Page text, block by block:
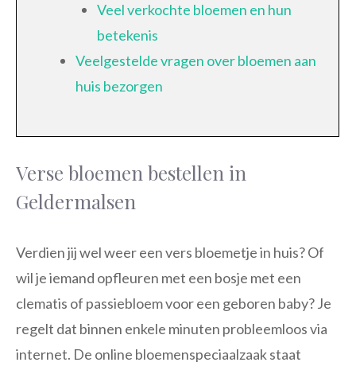
Veel verkochte bloemen en hun
betekenis
Veelgestelde vragen over bloemen aan
huis bezorgen
Verse bloemen bestellen in
Geldermalsen
Verdien jij wel weer een vers bloemetje in huis? Of
wil je iemand opfleuren met een bosje met een
clematis of passiebloem voor een geboren baby? Je
regelt dat binnen enkele minuten probleemloos via
internet. De online bloemenspeciaalzaak staat